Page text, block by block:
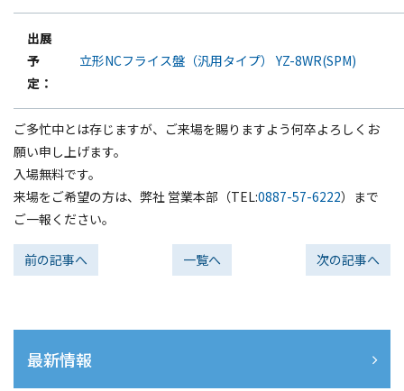
出展
予
定：
立形NCフライス盤（汎用タイプ） YZ-8WR(SPM)
ご多忙中とは存じますが、ご来場を賜りますよう何卒よろしくお
願い申し上げます。
入場無料です。
来場をご希望の方は、弊社 営業本部（TEL:0887-57-6222）まで
ご一報ください。
前の記事へ 一覧へ 次の記事へ
最新情報